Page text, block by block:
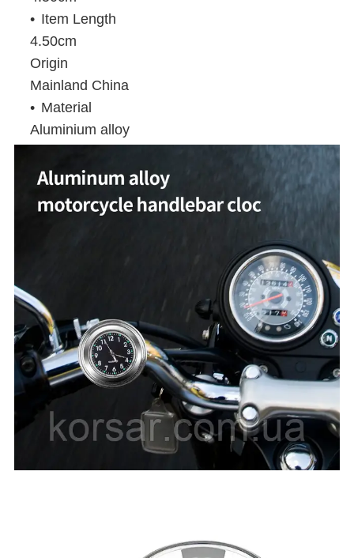
Item Length
4.50cm
Origin
Mainland China
Material
Aluminium alloy